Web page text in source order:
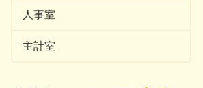
人事室
主計室